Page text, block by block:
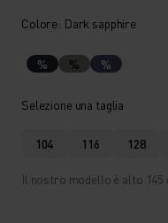
Colore: Dark sapphire
% % %
Selezione una taglia
104 116 128
Il nostro modello è alto 145